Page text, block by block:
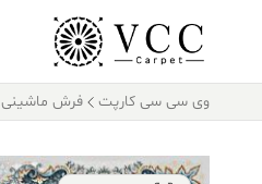
وی سی سی کارپت فرش ماشینی